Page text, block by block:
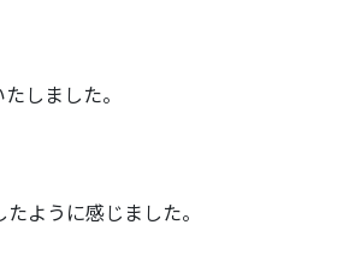
しました。
ように感じました。